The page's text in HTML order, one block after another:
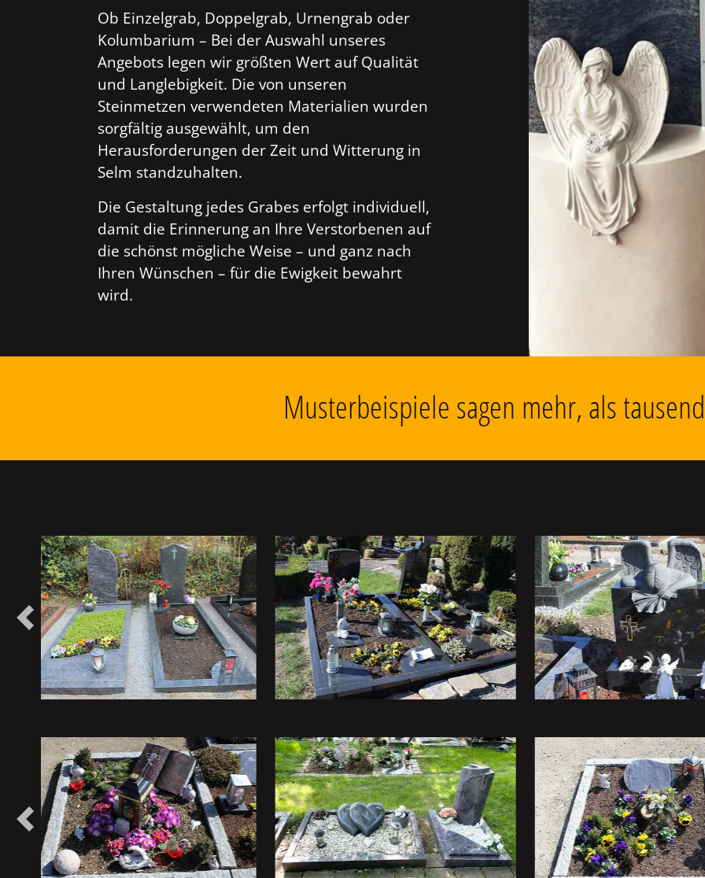
Ob Einzelgrab, Doppelgrab, Urnengrab oder
Kolumbarium – Bei der Auswahl unseres
Angebots legen wir größten Wert auf Qualität
und Langlebigkeit. Die von unseren
Steinmetzen verwendeten Materialien wurden
sorgfältig ausgewählt, um den
Herausforderungen der Zeit und Witterung in
Selm standzuhalten.
Die Gestaltung jedes Grabes erfolgt individuell,
damit die Erinnerung an Ihre Verstorbenen auf
die schönst mögliche Weise – und ganz nach
Ihren Wünschen – für die Ewigkeit bewahrt
wird.
Musterbeispiele sagen mehr, als
Vorheriges
Vorheriges